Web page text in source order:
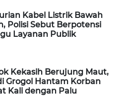
Kabel Listrik Bawah
Polisi Sebut Berpotensi
Layanan Publik
Kekasih Berujung Maut,
Grogol Hantam Korban
Kali dengan Palu